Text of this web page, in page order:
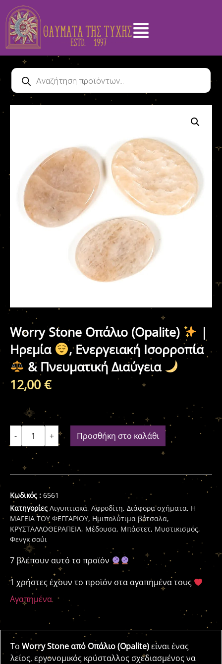
Worry Stone Οπάλιο (Opalite)
|
Ηρεμία
, Ενεργειακή Ισορροπία
& Πνευματική Διαύγεια
12,00 €
- + Προσθήκη στο καλάθι
Κωδικός : 6561
Κατηγορίες Αιγυπτιακά, Αφροδίτη, Διάφορα σχήματα, Η
ΜΑΓΕΙΑ ΤΟΥ ΦΕΓΓΑΡΙΟΥ, Ημιπολύτιμα βότσαλα,
ΚΡΥΣΤΑΛΛΟΘΕΡΑΠΕΙΑ, Μέδουσα, Μπάστετ, Μυστικισμός,
Φενγκ σούι
7 βλέπουν αυτό το προϊόν
1 χρήστες έχουν το προϊόν στα αγαπημένα τους
Αγαπημένα
Το Worry Stone από Οπάλιο (Opalite)είναι ένας
λείος, εργονομικός κρύσταλλος σχεδιασμένος να